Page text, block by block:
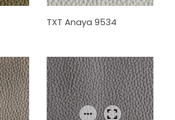
TXT Anaya 9534